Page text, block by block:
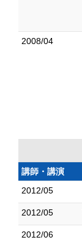
2008/04
講師・講演
2012/05
2012/05
2012/06